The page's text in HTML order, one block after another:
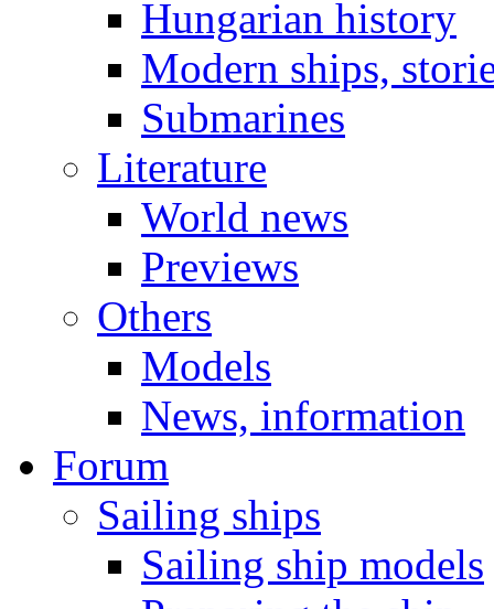
Hungarian history
Modern ships,
Submarines
Literature
World news
Previews
Others
Models
News, information
Forum
Sailing ships
Sailing ship models